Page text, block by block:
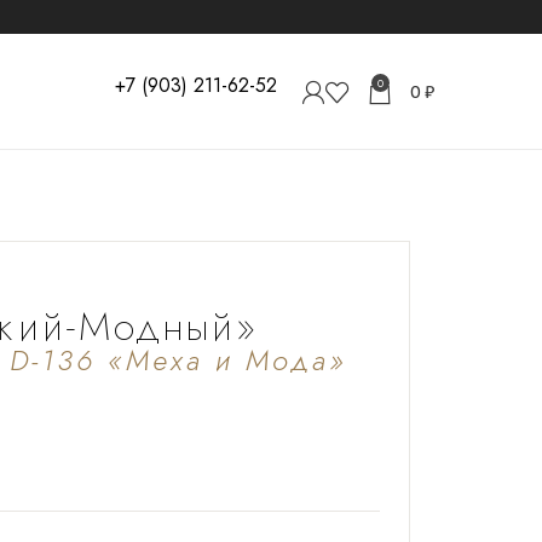
+7 (903) 211-62-52 0 0 ₽
Модный»
D-136 «Меха и Мода»